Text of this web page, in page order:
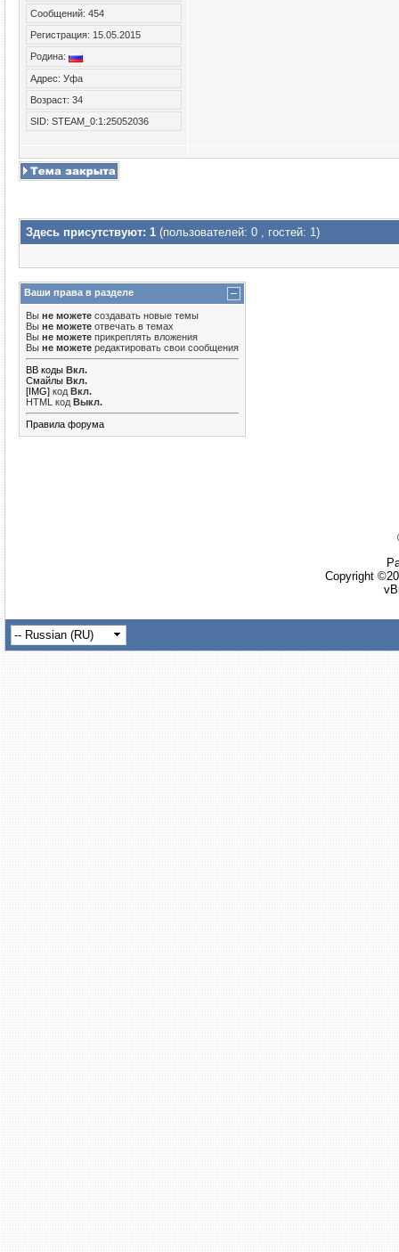
Сообщений: 454
Регистрация: 15.05.2015
Родина:
Адрес: Уфа
Возраст: 34
SID: STEAM_0:1:25052036
Здесь присутствуют: 1 (пользователей: 0 , гостей: 1)
Ваши права в разделе
Вы не можете создавать новые темы
Вы не можете отвечать в темах
Вы не можете прикреплять вложения
Вы не можете редактировать свои сообщения
BB коды Вкл.
Смайлы Вкл.
[IMG] код Вкл.
HTML код Выкл.
Правила форума
Copyright